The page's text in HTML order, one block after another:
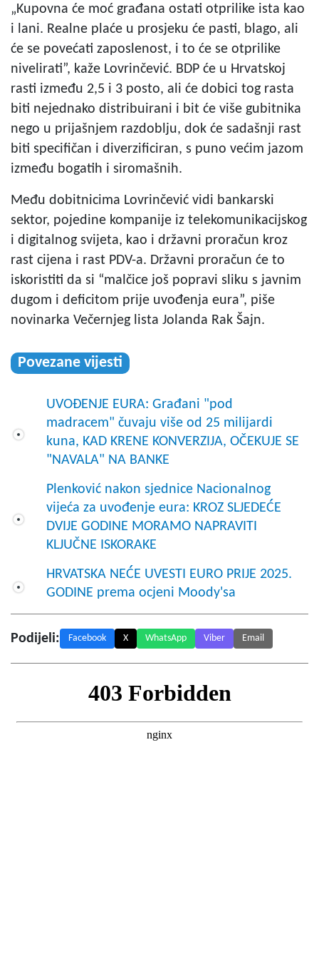
„Kupovna će moć građana ostati otprilike ista kao
i lani. Realne plaće u prosjeku će pasti, blago, ali
će se povećati zaposlenost, i to će se otprilike
nivelirati”, kaže Lovrinčević. BDP će u Hrvatskoj
rasti između 2,5 i 3 posto, ali će dobici tog rasta
biti nejednako distribuirani i bit će više gubitnika
nego u prijašnjem razdoblju, dok će sadašnji rast
biti specifičan i diverzificiran, s puno većim jazom
između bogatih i siromašnih.
Među dobitnicima Lovrinčević vidi bankarski
sektor, pojedine kompanije iz telekomunikacijskog
i digitalnog svijeta, kao i državni proračun kroz
rast cijena i rast PDV-a. Državni proračun će to
iskoristiti da si “malčice još popravi sliku s javnim
dugom i deficitom prije uvođenja eura”, piše
novinarka Večernjeg lista Jolanda Rak Šajn.
Povezane vijesti
UVOĐENJE EURA: Građani "pod
madracem" čuvaju više od 25 milijardi
kuna, KAD KRENE KONVERZIJA, OČEKUJE SE
"NAVALA" NA BANKE
Plenković nakon sjednice Nacionalnog
vijeća za uvođenje eura: KROZ SLJEDEĆE
DVIJE GODINE MORAMO NAPRAVITI
KLJUČNE ISKORAKE
HRVATSKA NEĆE UVESTI EURO PRIJE 2025.
GODINE prema ocjeni Moody'sa
Podijeli: Facebook X WhatsApp Viber Email